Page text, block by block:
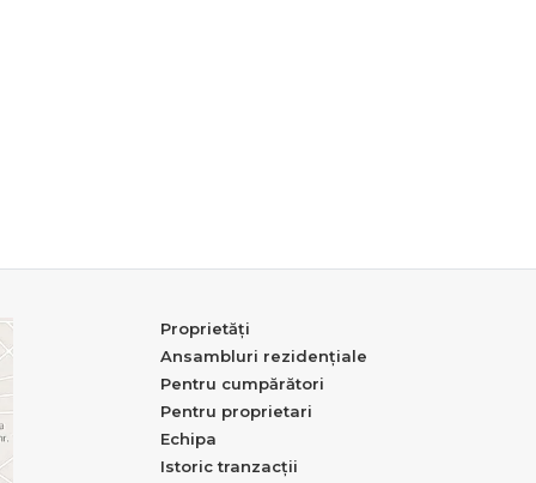
Proprietăți
Ansambluri rezidențiale
Pentru cumpărători
Pentru proprietari
Echipa
Istoric tranzacții